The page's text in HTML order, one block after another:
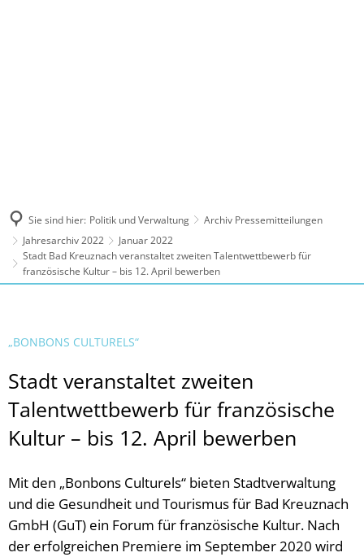
Sie sind hier: Politik und Verwaltung
Archiv Pressemitteilungen
Jahresarchiv 2022
Januar 2022
Stadt Bad Kreuznach veranstaltet zweiten Talentwettbewerb für
französische Kultur – bis 12. April bewerben
„BONBONS CULTURELS“
Stadt veranstaltet zweiten
Talentwettbewerb für französische
Kultur – bis 12. April bewerben
Mit den „Bonbons Culturels“ bieten Stadtverwaltung
und die Gesundheit und Tourismus für Bad Kreuznach
GmbH (GuT) ein Forum für französische Kultur. Nach
der erfolgreichen Premiere im September 2020 wird